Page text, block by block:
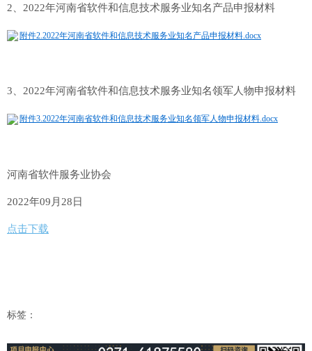
2、2022年河南省软件和信息技术服务业知名产品申报材料
附件2.2022年河南省软件和信息技术服务业知名产品申报材料.docx
3、2022年河南省软件和信息技术服务业知名领军人物申报材料
附件3.2022年河南省软件和信息技术服务业知名领军人物申报材料.docx
河南省软件服务业协会
2022年09月28日
点击下载
标签：